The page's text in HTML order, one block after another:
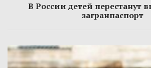
В России детей перестанут
загранпаспорт